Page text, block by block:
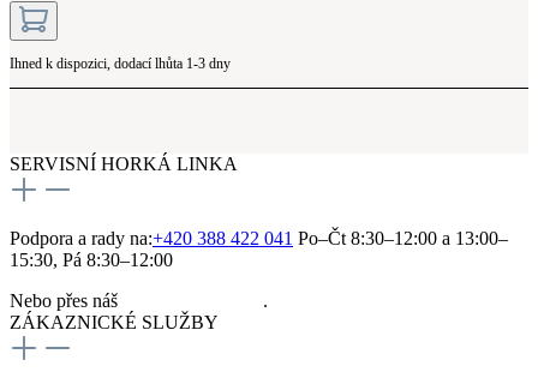
Ihned k dispozici, dodací lhůta 1-3 dny
SERVISNÍ HORKÁ LINKA
Podpora a rady na:+420 388 422 041 Po–Čt 8:30–12:00 a 13:00–
15:30, Pá 8:30–12:00
Nebo přes náš
.
ZÁKAZNICKÉ SLUŽBY